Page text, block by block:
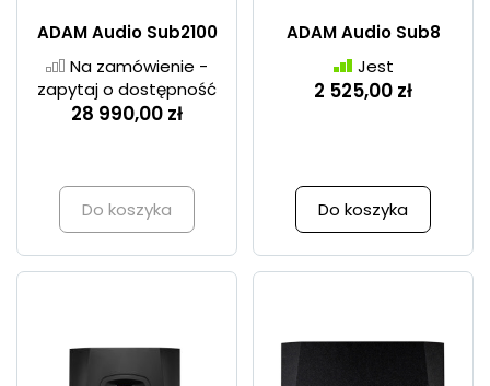
ADAM Audio Sub2100
Na zamówienie -
zapytaj o dostępność
28 990,00 zł
Do koszyka
ADAM Audio Sub8
Jest
2 525,00 zł
Do koszyka